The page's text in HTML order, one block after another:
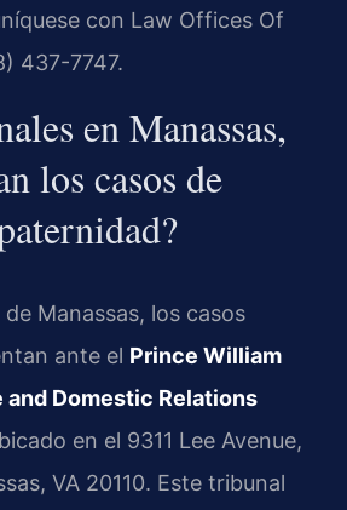
con Law Offices Of
437-7747.
en Manassas,
los casos de
Manassas, los casos
ante el Prince William
Domestic Relations
en el 9311 Lee Avenue,
VA 20110. Este tribunal